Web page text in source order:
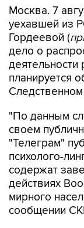
Москва. 7
уехавшей из
Гордеевой (
дело о
планируется
"По данным
своем
"Телеграм"
психолого-
содержат
действиях
мирного
сообщении